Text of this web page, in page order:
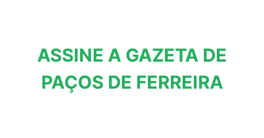
ASSINE A GAZETA DE
PAÇOS DE FERREIRA